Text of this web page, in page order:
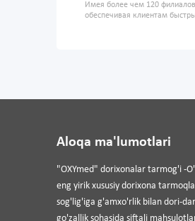
Имея более чем 120
обеспечивая клиентам
Aloqa ma'lumotlari
"OXYmed" dorixonalar tarmog'i -
eng yirik xususiy dorixona
sog'lig'iga g'amxo'rlik bilan dori-
go'zallik sohasida siftali